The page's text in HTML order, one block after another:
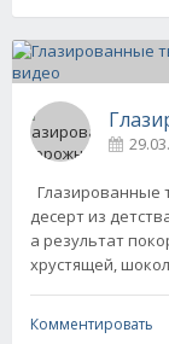
Глазированные
десерт из
а результат
хрустящей,
Комментировать